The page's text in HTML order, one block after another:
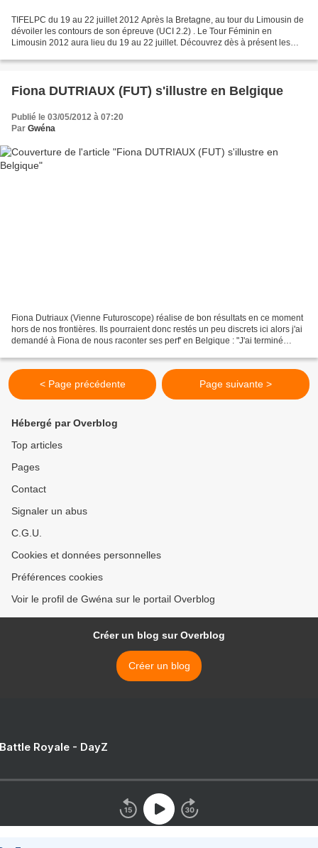
TIFELPC du 19 au 22 juillet 2012 Après la Bretagne, au tour du Limousin de
dévoiler les contours de son épreuve (UCI 2.2) . Le Tour Féminin en
Limousin 2012 aura lieu du 19 au 22 juillet. Découvrez dès à présent les
Fiona DUTRIAUX (FUT) s'illustre en Belgique
Publié le 03/05/2012 à 07:20
Par Gwéna
Fiona Dutriaux (Vienne Futuroscope) réalise de bon résultats en ce moment
hors de nos frontières. Ils pourraient donc restés un peu discrets ici alors j'ai
demandé à Fiona de nous raconter ses perf' en Belgique : "J'ai terminé
< Page précédente Page suivante >
Hébergé par Overblog
Top articles
Pages
Contact
Signaler un abus
C.G.U.
Cookies et données personnelles
Préférences cookies
Voir le profil de Gwéna sur le portail Overblog
Créer un blog sur Overblog
Créer un blog
Royale - DayZ